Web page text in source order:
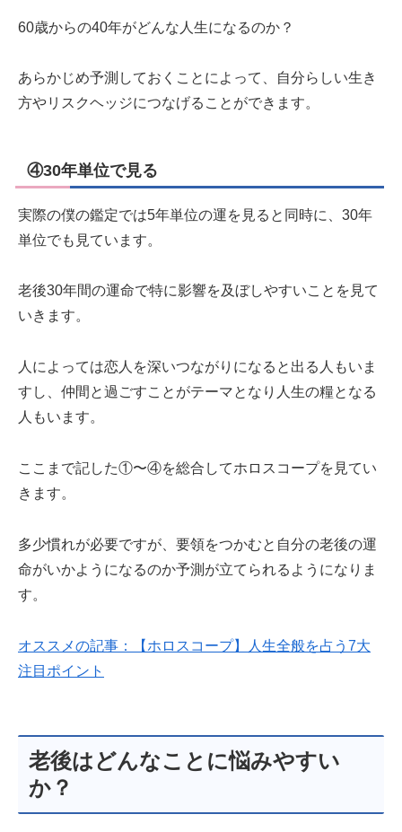
60歳からの40年がどんな人生になるのか？
あらかじめ予測しておくことによって、自分らしい生き
方やリスクヘッジにつなげることができます。
④30年単位で見る
実際の僕の鑑定では5年単位の運を見ると同時に、30年
単位でも見ています。
老後30年間の運命で特に影響を及ぼしやすいことを見て
いきます。
人によっては恋人を深いつながりになると出る人もいま
すし、仲間と過ごすことがテーマとなり人生の糧となる
人もいます。
ここまで記した①〜④を総合してホロスコープを見てい
きます。
多少慣れが必要ですが、要領をつかむと自分の老後の運
命がいかようになるのか予測が立てられるようになりま
す。
オススメの記事：【ホロスコープ】人生全般を占う7大
注目ポイント
老後はどんなことに悩みやすい
か？